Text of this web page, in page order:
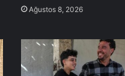
Ağustos 8, 2026